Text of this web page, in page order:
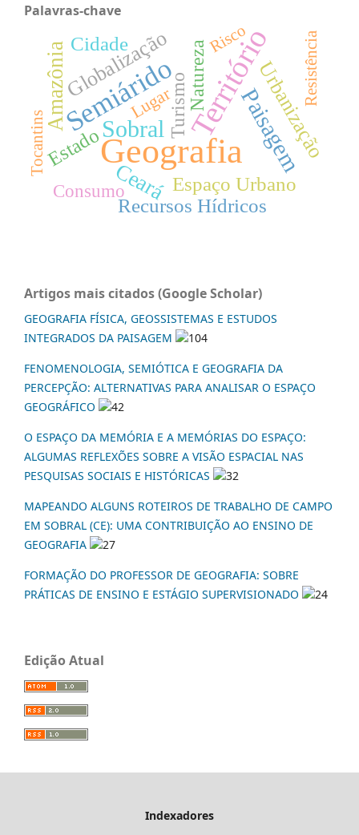
Palavras-chave
Geografia
Território
Semiárido
Sobral Paisagem
Ceará
AmazôniaGlobalização Urbanização
Espaço Urbano
Recursos Hídricos
Turismo
Cidade Natureza
Estado
Consumo
Lugar Resistência
Tocantins
Risco
Artigos mais citados (Google Scholar)
GEOGRAFIA FÍSICA, GEOSSISTEMAS E ESTUDOS
INTEGRADOS DA PAISAGEM
104
FENOMENOLOGIA, SEMIÓTICA E GEOGRAFIA DA
PERCEPÇÃO: ALTERNATIVAS PARA ANALISAR O ESPAÇO
GEOGRÁFICO
42
O ESPAÇO DA MEMÓRIA E A MEMÓRIAS DO ESPAÇO:
ALGUMAS REFLEXÕES SOBRE A VISÃO ESPACIAL NAS
PESQUISAS SOCIAIS E HISTÓRICAS
32
MAPEANDO ALGUNS ROTEIROS DE TRABALHO DE CAMPO
EM SOBRAL (CE): UMA CONTRIBUIÇÃO AO ENSINO DE
GEOGRAFIA
27
FORMAÇÃO DO PROFESSOR DE GEOGRAFIA: SOBRE
PRÁTICAS DE ENSINO E ESTÁGIO SUPERVISIONADO
24
Edição Atual
Indexadores